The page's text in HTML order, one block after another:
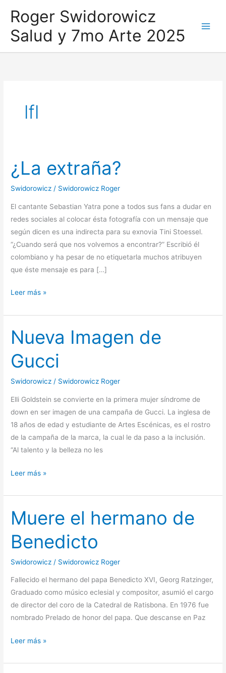
contenido
Roger Swidorowicz
Salud y 7mo Arte 2025
lfl
¿La extraña?
Swidorowicz / Swidorowicz Roger
El cantante Sebastian Yatra pone a todos sus fans a dudar en
redes sociales al colocar ésta fotografía con un mensaje que
según dicen es una indirecta para su exnovia Tini Stoessel.
“¿Cuando será que nos volvemos a encontrar?” Escribió él
colombiano y ha pesar de no etiquetarla muchos atribuyen
que éste mensaje es para […]
¿La
Leer más »
Nueva Imagen de
Gucci
Swidorowicz / Swidorowicz Roger
Elli Goldstein se convierte en la primera mujer síndrome de
down en ser imagen de una campaña de Gucci. La inglesa de
18 años de edad y estudiante de Artes Escénicas, es el rostro
de la campaña de la marca, la cual le da paso a la inclusión.
“Al talento y la belleza no les
Nueva
de
Gucci
Leer más »
Muere el hermano de
Benedicto
Swidorowicz / Swidorowicz Roger
Fallecido el hermano del papa Benedicto XVI, Georg Ratzinger,
Graduado como músico eclesial y compositor, asumió el cargo
de director del coro de la Catedral de Ratisbona. En 1976 fue
nombrado Prelado de honor del papa. Que descanse en Paz
Muere
hermano
Leer más »